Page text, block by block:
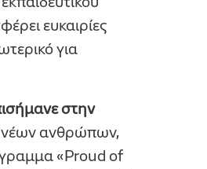
ευκαιρίες
για
στην
νέων ανθρώπων,
«Proud of